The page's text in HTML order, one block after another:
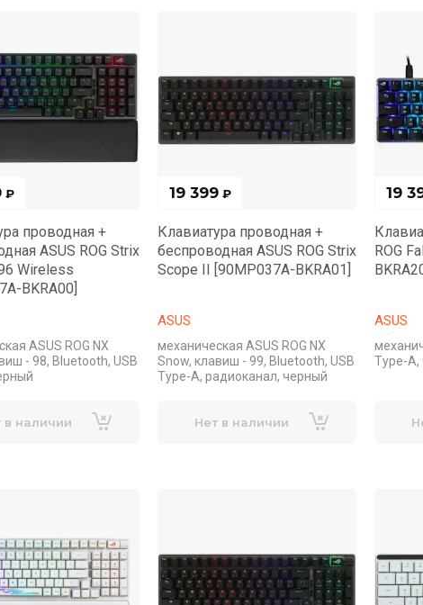
₽
проводная +
ASUS ROG Strix
Wireless
BKRA00]
ASUS ROG NX
- 98, Bluetooth, USB
в наличии
19 399 ₽
Клавиатура проводная +
беспроводная ASUS ROG Strix
Scope II [90MP037A-BKRA01]
ASUS
механическая ASUS ROG NX
Snow, клавиш - 99, Bluetooth, USB
Type-A, радиоканал, черный
Нет в наличии
19
ROG
ASUS
Type-